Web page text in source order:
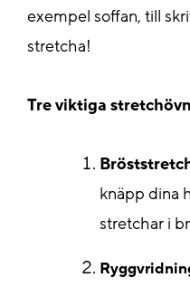
exempel soffan, till
stretcha!
Tre viktiga
knäpp dina
stretchar i